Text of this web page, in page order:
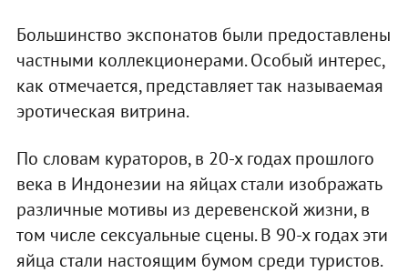
Большинство экспонатов были предоставлены
частными коллекционерами. Особый интерес,
как отмечается, представляет так называемая
эротическая витрина.
По словам кураторов, в 20-х годах прошлого
века в Индонезии на яйцах стали изображать
различные мотивы из деревенской жизни, в
том числе сексуальные сцены. В 90-х годах эти
яйца стали настоящим бумом среди туристов.